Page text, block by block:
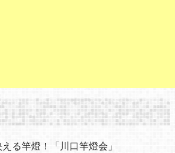
る竿燈！「川口竿燈会」